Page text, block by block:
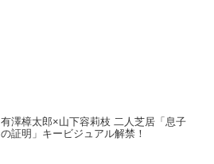
有澤樟太郎×山下容莉枝 二人芝居「息子
の証明」キービジュアル解禁！